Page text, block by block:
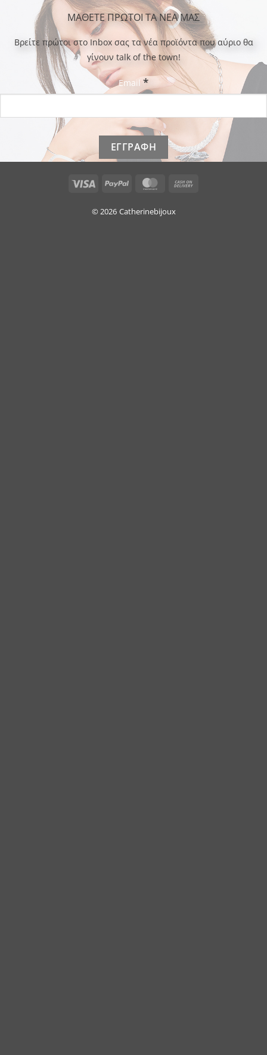
ΜΑΘΕΤΕ ΠΡΩΤΟΙ ΤΑ ΝΕΑ ΜΑΣ
Bρείτε πρώτοι στο Inbox σας τα νέα προϊόντα που αύριο θα
γίνουν talk of the town!
Email *
Visa PayPal MasterCard
© 2026 Catherinebijoux